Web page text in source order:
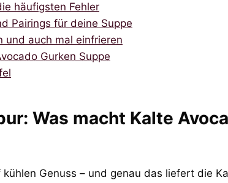
häufigsten Fehler
Pairings für deine Suppe
und auch mal einfrieren
Gurken Suppe
Was macht Kalte
Genuss – und genau das liefert die